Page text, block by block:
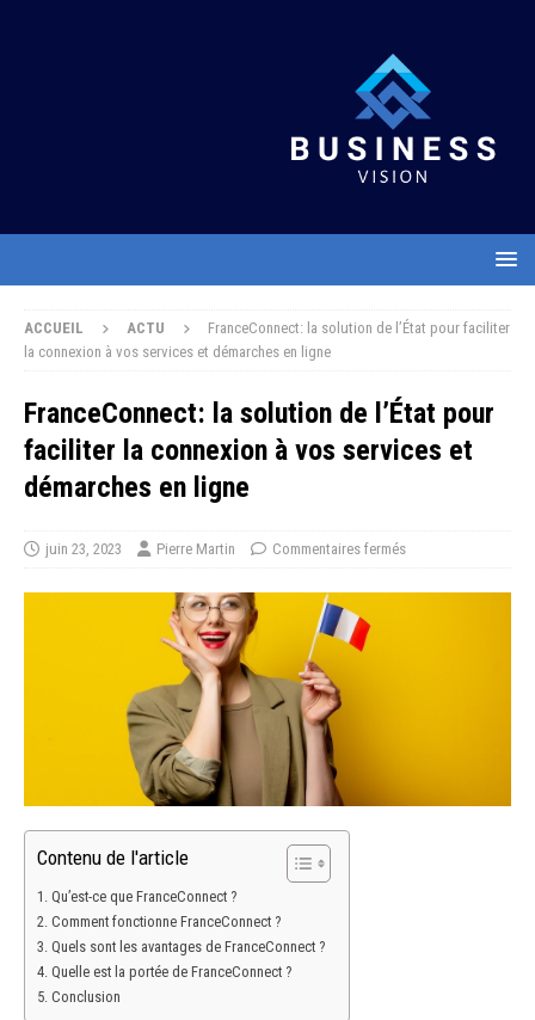
ACCUEIL ACTU
FranceConnect: la solution de l’État pour faciliter
la connexion à vos services et démarches en ligne
FranceConnect: la solution de l’État pour
faciliter la connexion à vos services et
démarches en ligne
juin 23, 2023 Pierre Martin Commentaires fermés
Contenu de l'article
Qu’est-ce que FranceConnect ?
Comment fonctionne FranceConnect ?
Quels sont les avantages de FranceConnect ?
Quelle est la portée de FranceConnect ?
Conclusion